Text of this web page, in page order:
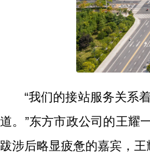
“我们的接站服务关系
道。”东方市政公司的王耀
跋涉后略显疲惫的嘉宾，